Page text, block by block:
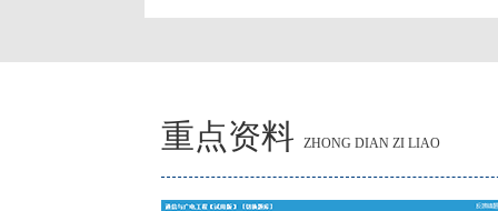
重点资料 ZHONG DIAN ZI LIAO